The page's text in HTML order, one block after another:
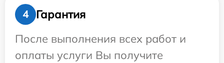
4
Гарантия
После выполнения всех работ и
оплаты услуги Вы получите